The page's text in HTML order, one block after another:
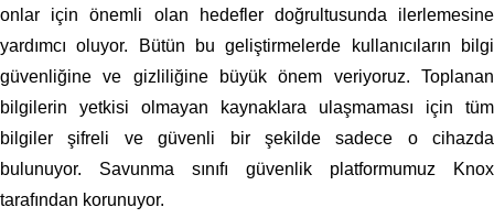
onlar için önemli olan hedefler doğrultusunda ilerlemesine
yardımcı oluyor. Bütün bu geliştirmelerde kullanıcıların bilgi
güvenliğine ve gizliliğine büyük önem veriyoruz. Toplanan
bilgilerin yetkisi olmayan kaynaklara ulaşmaması için tüm
bilgiler şifreli ve güvenli bir şekilde sadece o cihazda
bulunuyor. Savunma sınıfı güvenlik platformumuz Knox
tarafından korunuyor.